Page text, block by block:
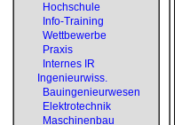
Hochschule
Info-Training
Wettbewerbe
Praxis
Internes IR
Ingenieurwiss.
Bauingenieurwesen
Elektrotechnik
Maschinenbau